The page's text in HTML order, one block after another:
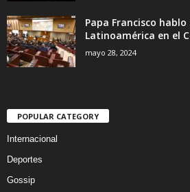
Papa Francisco
Latinoamérica en el
mayo 28, 2024
POPULAR CATEGORY
Internacional
Deportes
Gossip